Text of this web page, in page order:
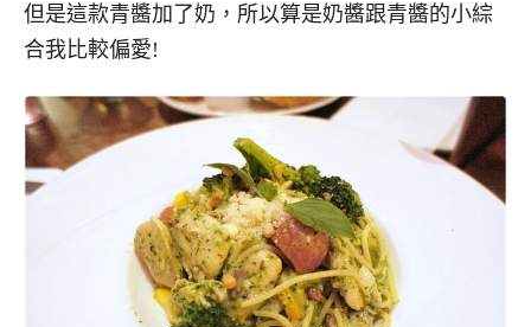
但是這款青醬加了奶，所以算是奶醬跟青醬的小綜
合我比較偏愛!